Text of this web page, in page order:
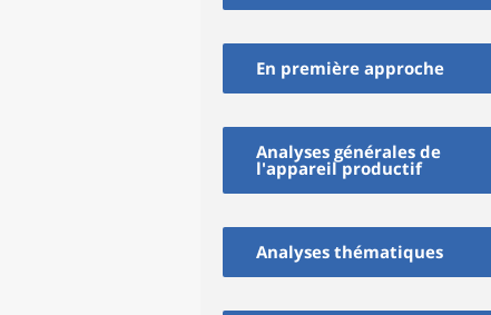
En première approche
Analyses générales de
l'appareil productif
Analyses thématiques